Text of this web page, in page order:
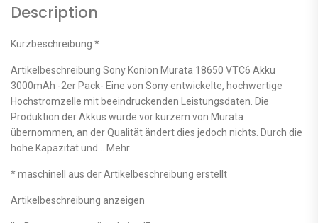
Description
Kurzbeschreibung *
Artikelbeschreibung Sony Konion Murata 18650 VTC6 Akku
3000mAh -2er Pack- Eine von Sony entwickelte, hochwertige
Hochstromzelle mit beeindruckenden Leistungsdaten. Die
Produktion der Akkus wurde vor kurzem von Murata
übernommen, an der Qualität ändert dies jedoch nichts. Durch die
hohe Kapazität und… Mehr
* maschinell aus der Artikelbeschreibung erstellt
Artikelbeschreibung anzeigen